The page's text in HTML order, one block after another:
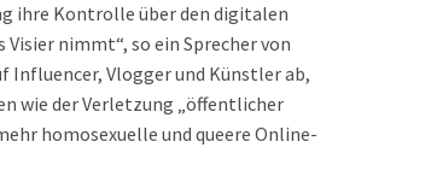
ihre Kontrolle über den digitalen
nimmt“, so ein Sprecher von
Influencer, Vlogger und Künstler ab,
wie der Verletzung „öffentlicher
homosexuelle und queere Online-